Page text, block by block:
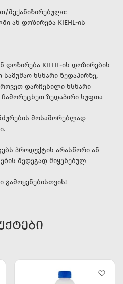
მექანიზირებული:
ან დოზირება KIEHL-ის
დოზირება KIEHL-ის დოზირების
სამუშაო ხსნარი ზედაპირზე,
დარჩენილი ხსნარი
ზედაპირი სუფთა
მოსაშორებლად
პროდუქტის არასწორი ან
შედეგად მიყენებულ